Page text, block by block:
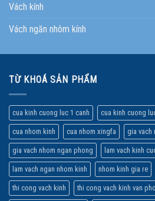
Vách kính
Vách ngăn nhôm kính
TỪ KHOÁ SẢN PHẨM
cua kinh cuong luc 1 canh cua kinh cuong
cua nhom kinh cua nhom xingfa gia vach
gia vach nhom ngan phong lam vach kinh
lam vach ngan nhom kinh nhom kinh gia re
thi cong vach kinh thi cong vach kinh van